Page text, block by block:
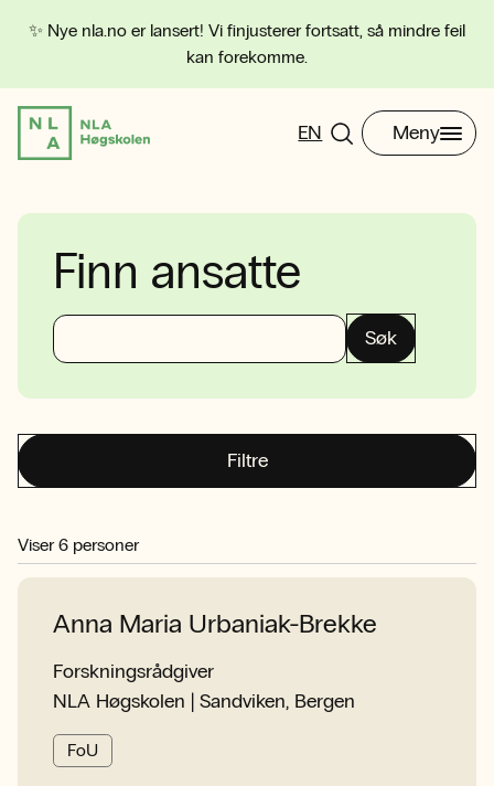
✨ Nye nla.no er lansert! Vi finjusterer fortsatt, så mindre feil
kan forekomme.
EN Meny
Finn ansatte
Søk
Filtre
Viser 6 personer
Anna Maria Urbaniak-Brekke
Forskningsrådgiver
NLA Høgskolen | Sandviken, Bergen
FoU